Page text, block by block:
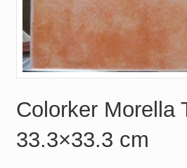
Colorker Morella
33.3×33.3 cm